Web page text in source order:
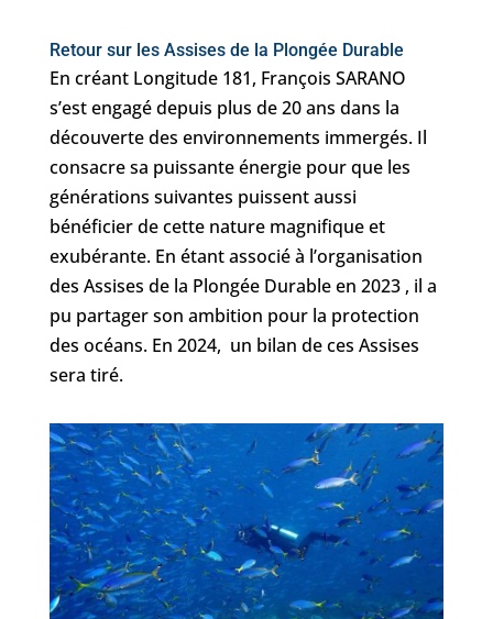
Retour sur les Assises de la Plongée Durable
En créant Longitude 181, François SARANO
s’est engagé depuis plus de 20 ans dans la
découverte des environnements immergés. Il
consacre sa puissante énergie pour que les
générations suivantes puissent aussi
bénéficier de cette nature magnifique et
exubérante. En étant associé à l’organisation
des Assises de la Plongée Durable en 2023 , il a
pu partager son ambition pour la protection
des océans. En 2024, un bilan de ces Assises
sera tiré.